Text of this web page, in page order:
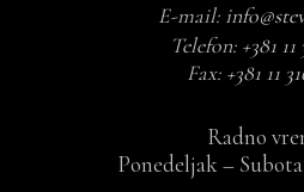
E-mail:
Telefon: +381
Fax: +381 11
Radno
Ponedeljak –